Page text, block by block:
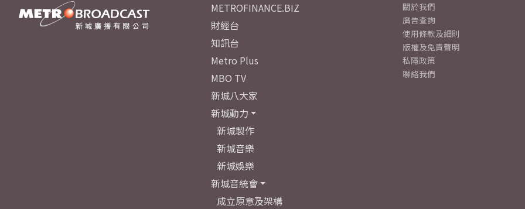
METROFINANCE.BIZ
財經台
知訊台
Metro Plus
MBO TV
新城八大家
新城動力
新城製作
新城音樂
新城娛樂
新城音統會
成立原意及架構
關於我們
廣告查詢
使用條款及細則
版權及免責聲明
私隱政策
聯絡我們